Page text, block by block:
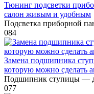
Тюнинг подсветки
салон живым и удобным
Подсветка приборной
084
Замена подшипника
которую можно сделать
Подшипник ступицы —
077